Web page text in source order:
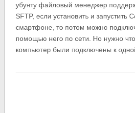
убунту файловый менеджер
SFTP, если установить и запустить
смартфоне, то потом можно
помощью него по сети. Но нужно
компьютер были подключены к